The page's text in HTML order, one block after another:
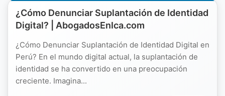
¿Cómo Denunciar Suplantación de Identidad
Digital? | AbogadosEnIca.com
¿Cómo Denunciar Suplantación de Identidad Digital en
Perú? En el mundo digital actual, la suplantación de
identidad se ha convertido en una preocupación
creciente. Imagina...